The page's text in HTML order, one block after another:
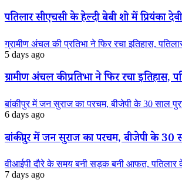
पतिलार सीएचसी के हेल्दी बेबी शो में प्रियंका
ग्रामीण अंचल की प्रतिभा ने फिर रचा इतिहास,
5 days ago
ग्रामीण अंचल की प्रतिभा ने फिर रचा इतिहास,
बांकीपुर में जन सुराज का परचम, बीजेपी के 30 साल
6 days ago
बांकीपुर में जन सुराज का परचम, बीजेपी के
वीआईपी दौरे के समय बनी सड़क बनी आफत, पतिलार के
7 days ago